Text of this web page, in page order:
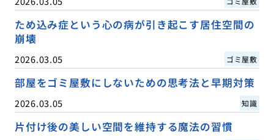
ため込み症という心の病が引き起こす居住空間の
崩壊
2026.03.05 ゴミ屋敷
部屋をゴミ屋敷にしないための思考法と早期対策
2026.03.05 知識
片付け後の美しい空間を維持する魔法の習慣